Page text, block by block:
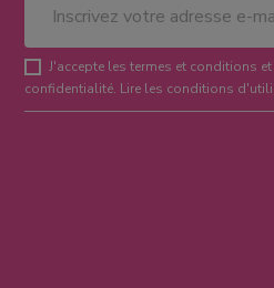
J'accepte les termes et conditions
confidentialité. Lire les conditions